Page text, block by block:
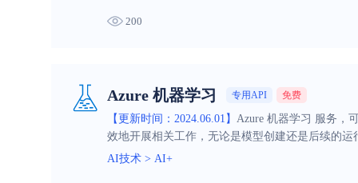
200
Azure 机器学习 专用API 免费
【更新时间：2024.06.01】 Azure 机器学习 服务，
效地开展相关工作，无论是模型创建还是后续的运
AI技术 > AI+